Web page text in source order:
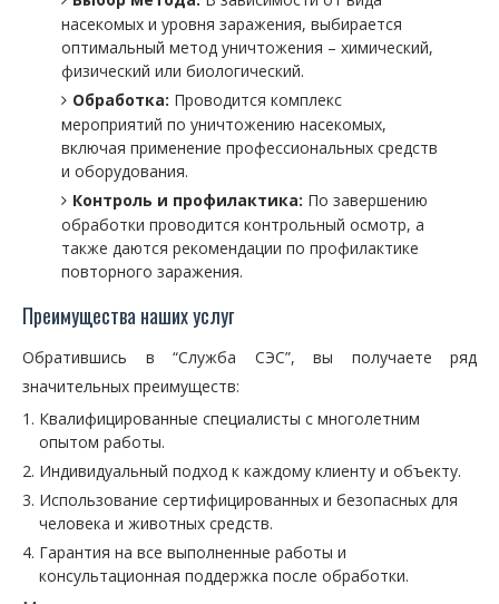
насекомых и уровня заражения, выбирается
оптимальный метод уничтожения – химический,
физический или биологический.
Обработка: Проводится комплекс
мероприятий по уничтожению насекомых,
включая применение профессиональных средств
и оборудования.
Контроль и профилактика: По завершению
обработки проводится контрольный осмотр, а
также даются рекомендации по профилактике
повторного заражения.
Преимущества наших услуг
Обратившись в “Служба СЭС”, вы получаете ряд
значительных преимуществ:
Квалифицированные специалисты с многолетним
опытом работы.
Индивидуальный подход к каждому клиенту и объекту.
Использование сертифицированных и безопасных для
человека и животных средств.
Гарантия на все выполненные работы и
консультационная поддержка после обработки.